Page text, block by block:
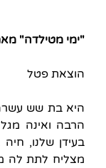
"ימי מטילדה"
הוצאת פטל
היא בת שש
הרבה ואינה
בעידן שלנו,
מצליח לתת לה